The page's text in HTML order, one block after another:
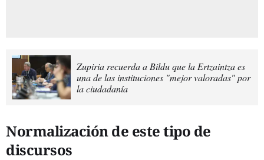
Zupiria recuerda a Bildu que la Ertzaintza es
una de las instituciones "mejor valoradas" por
la ciudadanía
Normalización de este tipo de
discursos